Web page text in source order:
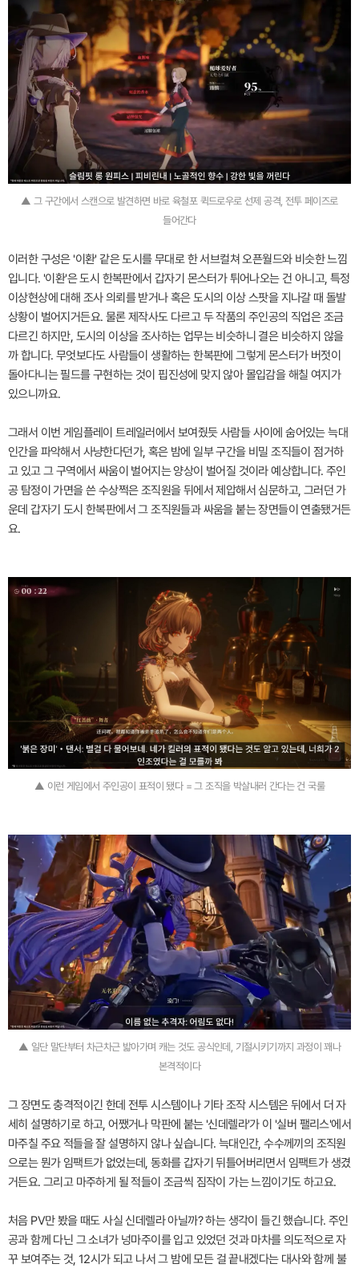
▲ 그 구간에서 스캔으로 발견하면 바로 육철포 퀵드로우로 선제 공격, 전투 페이즈로
들어간다
이러한 구성은 '이환' 같은 도시를 무대로 한 서브컬쳐 오픈월드와 비슷한 느낌
입니다. '이환'은 도시 한복판에서 갑자기 몬스터가 튀어나오는 건 아니고, 특정
이상현상에 대해 조사 의뢰를 받거나 혹은 도시의 이상 스팟을 지나갈 때 돌발
상황이 벌어지거든요. 물론 제작사도 다르고 두 작품의 주인공의 직업은 조금
다르긴 하지만, 도시의 이상을 조사하는 업무는 비슷하니 결은 비슷하지 않을
까 합니다. 무엇보다도 사람들이 생활하는 한복판에 그렇게 몬스터가 버젓이
돌아다니는 필드를 구현하는 것이 핍진성에 맞지 않아 몰입감을 해칠 여지가
있으니까요.
그래서 이번 게임플레이 트레일러에서 보여줬듯 사람들 사이에 숨어있는 늑대
인간을 파악해서 사냥한다던가, 혹은 밤에 일부 구간을 비밀 조직들이 점거하
고 있고 그 구역에서 싸움이 벌어지는 양상이 벌어질 것이라 예상합니다. 주인
공 탐정이 가면을 쓴 수상쩍은 조직원을 뒤에서 제압해서 심문하고, 그러던 가
운데 갑자기 도시 한복판에서 그 조직원들과 싸움을 붙는 장면들이 연출됐거든
요.
▲ 이런 게임에서 주인공이 표적이 됐다 = 그 조직을 박살내러 간다는 건 국룰
▲ 일단 말단부터 차근차근 밟아가며 캐는 것도 공식인데, 기절시키기까지 과정이 꽤나
본격적이다
그 장면도 충격적이긴 한데 전투 시스템이나 기타 조작 시스템은 뒤에서 더 자
세히 설명하기로 하고, 어쨌거나 막판에 붙는 '신데렐라'가 이 '실버 팰리스'에서
마주칠 주요 적들을 잘 설명하지 않나 싶습니다. 늑대인간, 수수께끼의 조직원
으로는 뭔가 임팩트가 없었는데, 동화를 갑자기 뒤틀어버리면서 임팩트가 생겼
거든요. 그리고 마주하게 될 적들이 조금씩 짐작이 가는 느낌이기도 하고요.
처음 PV만 봤을 때도 사실 신데렐라 아닐까? 하는 생각이 들긴 했습니다. 주인
공과 함께 다닌 그 소녀가 넝마주이를 입고 있었던 것과 마차를 의도적으로 자
꾸 보여주는 것, 12시가 되고 나서 그 밤에 모든 걸 끝내겠다는 대사와 함께 불